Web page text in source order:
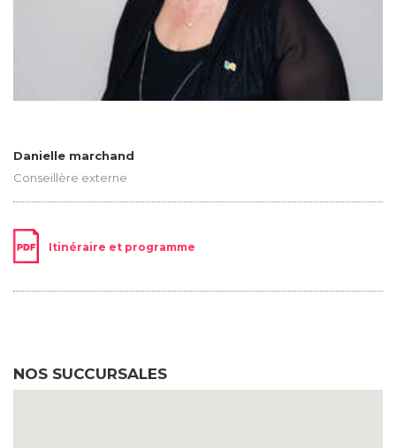
Danielle marchand
Conseillère externe
Itinéraire et programme
NOS SUCCURSALES